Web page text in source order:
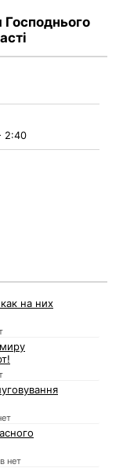
2:40
на них
нет